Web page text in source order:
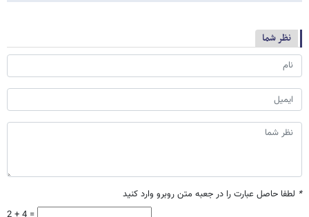
نظر شما
* لطفا حاصل عبارت را در جعبه متن روبرو وارد کنید